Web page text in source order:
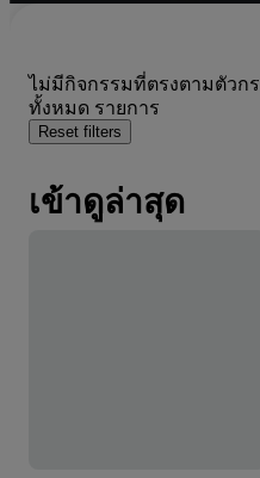
ไม่มีกิจกรรมที่ตรงตามตัวก
ทั้งหมด รายการ
Reset filters
เข้าดูล่าสุด